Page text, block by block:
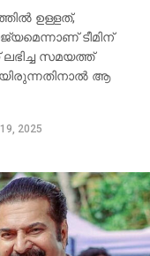
റിലീസിനായി
ഉള്ളത്,
ടീമിന്
ലഭിച്ച സമയത്ത്
ആ
2025